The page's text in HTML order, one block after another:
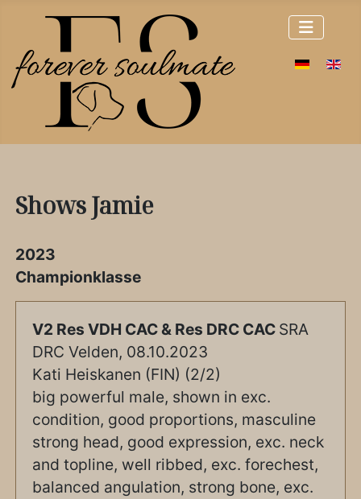
Sprache
Shows Jamie
2023
Championklasse
V2 Res VDH CAC & Res DRC CAC SRA
DRC Velden, 08.10.2023
Kati Heiskanen (FIN) (2/2)
big powerful male, shown in exc.
condition, good proportions, masculine
strong head, good expression, exc. neck
and topline, well ribbed, exc. forechest,
balanced angulation, strong bone, exc.